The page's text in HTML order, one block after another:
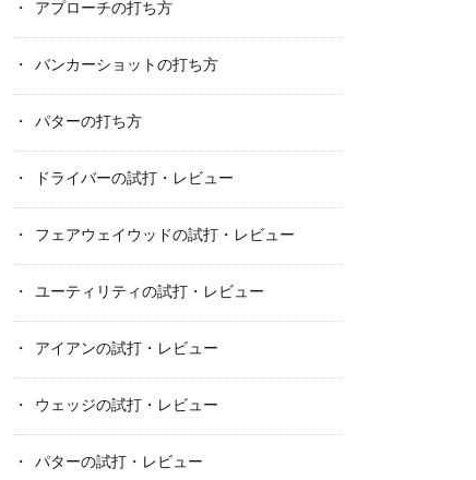
アプローチの打ち方
バンカーショットの打ち方
パターの打ち方
ドライバーの試打・レビュー
フェアウェイウッドの試打・レビュー
ユーティリティの試打・レビュー
アイアンの試打・レビュー
ウェッジの試打・レビュー
パターの試打・レビュー